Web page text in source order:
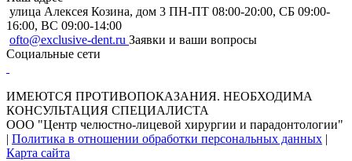
улица Алексея Козина, дом 3 ПН-ПТ 08:00-20:00, СБ 09:00-
16:00, ВС 09:00-14:00
ofto@exclusive-dent.ru Заявки и ваши вопросы
Социальные сети
ИМЕЮТСЯ ПРОТИВОПОКАЗАНИЯ. НЕОБХОДИМА
КОНСУЛЬТАЦИЯ СПЕЦИАЛИСТА
ООО "Центр челюстно-лицевой хирургии и парадонтологии"
| Политика в отношении обработки персональных данных |
Карта сайта